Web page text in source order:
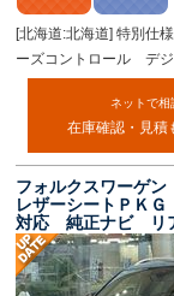
[北海道:北海道] 特別
ーズコントロール デ
ネットで相
在庫確認・見積
フォルクスワーゲ
レザーシートＰＫ
対応 純正ナビ リ
ブクルーズ レーン
ト ＬＥＤヘッドラ
ンチＡＷ ＥＴＣ